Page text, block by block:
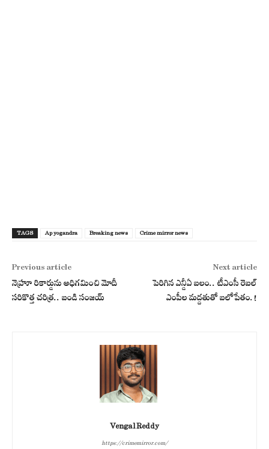
TAGS Ap yogandra Breaking news Crime mirror news
Previous article
నెహ్రూ రికార్డును అధిగమించి మోదీ
సరికొత్త చరిత్ర.. బండి సంజయ్
Next article
పెరిగిన ఎన్డీఏ బలం.. టీఎంసీ రెబల్
ఎంపీల మద్దతుతో బలోపేతం.!
Vengal Reddy
https://crimemirror.com/